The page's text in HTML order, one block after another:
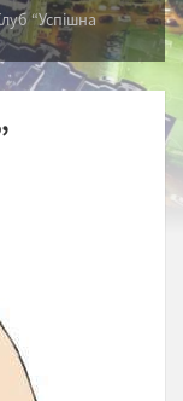
“Успішна